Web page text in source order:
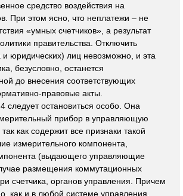
средство воздействия на
При этом ясно, что неплатежи – не
«умных счетчиков», а результат
правительства. Отключить
и юридических) лиц невозможно, и эта
безусловно, останется
до внесения соответствующих
правовые акты.
остановиться особо. Она
прибор в управляющую
как содержит все признаки такой
измерительного компонента,
(выдающего управляющие
размещения коммутационных
счетчика, органов управления. Причем
как и в любой системе управления,